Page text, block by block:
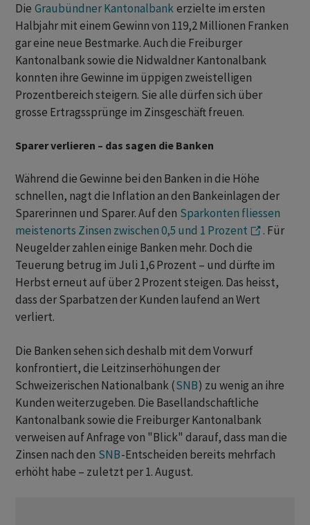
Die Graubündner Kantonalbankerzielte im ersten
Halbjahr mit einem Gewinn von 119,2 Millionen Franken
gar eine neue Bestmarke. Auch die Freiburger
Kantonalbank sowie die Nidwaldner Kantonalbank
konnten ihre Gewinne im üppigen zweistelligen
Prozentbereich steigern. Sie alle dürfen sich über
grosse Ertragssprünge im Zinsgeschäft freuen.
Sparer verlieren – das sagen die Banken
Während die Gewinne bei den Banken in die Höhe
schnellen, nagt die Inflation an den Bankeinlagen der
Sparerinnen und Sparer. Auf den Sparkonten fliessen
meistenorts Zinsen zwischen 0,5 und 1 Prozent
. Für
Neugelder zahlen einige Banken mehr. Doch die
Teuerung betrug im Juli 1,6 Prozent – und dürfte im
Herbst erneut auf über 2 Prozent steigen. Das heisst,
dass der Sparbatzen der Kunden laufend an Wert
verliert.
Die Banken sehen sich deshalb mit dem Vorwurf
konfrontiert, die Leitzinserhöhungen der
Schweizerischen Nationalbank (SNB) zu wenig an ihre
Kunden weiterzugeben. Die Basellandschaftliche
Kantonalbank sowie die Freiburger Kantonalbank
verweisen auf Anfrage von "Blick" darauf, dass man die
Zinsen nach den SNB-Entscheiden bereits mehrfach
erhöht habe – zuletzt per 1. August.